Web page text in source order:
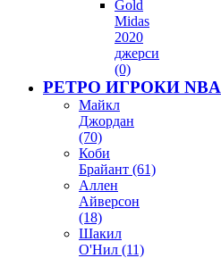
Gold
Midas
2020
джерси
(0)
РЕТРО ИГРОКИ NBA
Майкл
Джордан
(70)
Коби
Брайант (61)
Аллен
Айверсон
(18)
Шакил
О'Нил (11)